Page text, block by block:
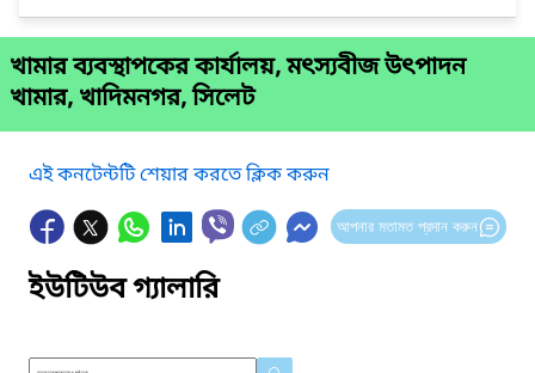
খামার ব্যবস্থাপকের কার্যালয়, মৎস্যবীজ উৎপাদন
খামার, খাদিমনগর, সিলেট
এই কনটেন্টটি শেয়ার করতে ক্লিক করুন
আপনার মতামত প্রদান করুন
ইউটিউব গ্যালারি